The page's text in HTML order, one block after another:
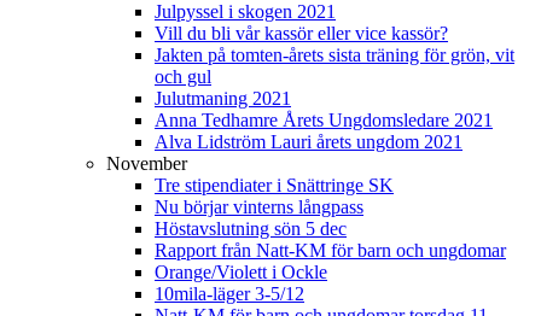
Julpyssel i skogen 2021
Vill du bli vår kassör eller vice kassör?
Jakten på tomten-årets sista träning för grön, vit
och gul
Julutmaning 2021
Anna Tedhamre Årets Ungdomsledare 2021
Alva Lidström Lauri årets ungdom 2021
November
Tre stipendiater i Snättringe SK
Nu börjar vinterns långpass
Höstavslutning sön 5 dec
Rapport från Natt-KM för barn och ungdomar
Orange/Violett i Ockle
10mila-läger 3-5/12